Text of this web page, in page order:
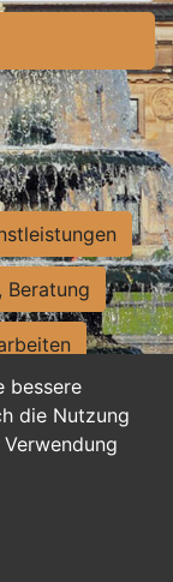
bessere
die Nutzung
Beratung